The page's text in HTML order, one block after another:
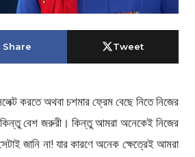
Share Tweet
করতে অথবা চশমার ফ্রেম বেছে নিতে নিজের
বেশ জরুরী। কিন্তু আমরা অনেকেই নিজের
জানি না! যার কারণে অনেক ক্ষেত্রেই আমরা